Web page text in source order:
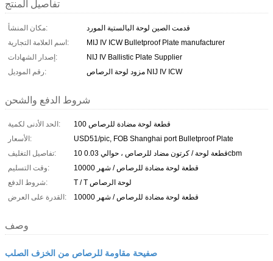
تفاصيل المنتج
مكان المنشأ:
قدمت الصين لوحة البالستية المورد
اسم العلامة التجارية:
MIJ IV ICW Bulletproof Plate manufacturer
إصدار الشهادات:
NIJ IV Ballistic Plate Supplier
رقم الموديل:
مزود لوحة الرصاص NIJ IV ICW
شروط الدفع والشحن
الحد الأدنى لكمية:
100 قطعة لوحة مضادة للرصاص
الأسعار:
USD51/pic, FOB Shanghai port Bulletproof Plate
تفاصيل التغليف:
10 قطعة لوحة / كرتون مضاد للرصاص ، حوالي 0.03cbm
وقت التسليم:
10000 قطعة لوحة مضادة للرصاص / شهر
شروط الدفع:
T / T لوحة الرصاص
القدرة على العرض:
10000 قطعة لوحة مضادة للرصاص / شهر
وصف
صفيحة مقاومة للرصاص من الخزف الصلب